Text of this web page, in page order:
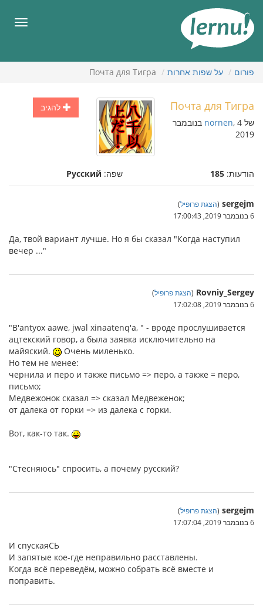
העניינים
פורום על שפות אחרות Почта для Тигра
להגיב Почта для Тигра
של nornen , 4 בנובמבר
2019
הודעות: 185 שפה: Русский
sergejm
(הצגת פרופיל)
6 בנובמבר 2019, 17:00:43
Да, твой вариант лучше. Но я бы сказал "Когда наступил
вечер ..."
Rovniy_Sergey
(הצגת פרופיל)
6 בנובמבר 2019, 17:02:08
"B'antyox aawe, jwal xinaatenq'a, " - вроде прослушивается
ацтекский говор, а была заявка исключительно на
майяский.
Очень миленько.
Но тем не менее:
чернила и перо и также письмо => перо, а также = перо,
письмо;
Медвежонок сказал => сказал Медвеженок;
от далека от горки => из далека с горки.
Вот, как-то так.
"Стесняюсь" спросить, а почему русский?
sergejm
(הצגת פרופיל)
6 בנובמבר 2019, 17:07:04
И спускаяСЬ
И запятые кое-где неправильно расставлены.
Когда всё переведём, можно собрать всё вместе и
поправить.